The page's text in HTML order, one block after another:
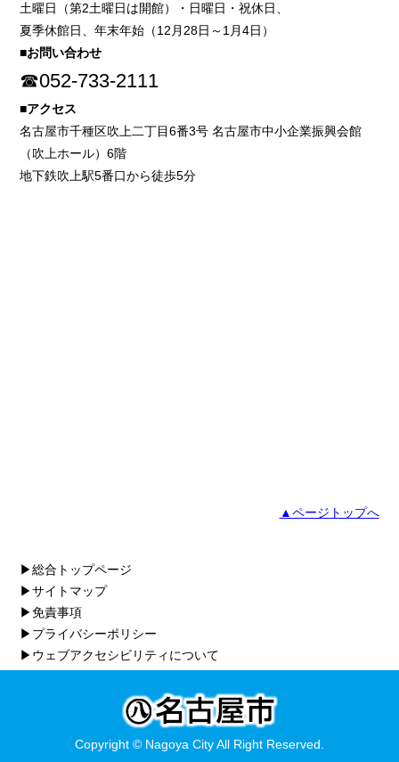
土曜日（第2土曜日は開館）・日曜日・祝休日、
夏季休館日、年末年始（12月28日～1月4日）
■お問い合わせ
☎052-733-2111
■アクセス
名古屋市千種区吹上二丁目6番3号 名古屋市中小企業振興会館
（吹上ホール）6階
地下鉄吹上駅5番口から徒歩5分
▲ページトップへ
▶総合トップページ
▶サイトマップ
▶免責事項
▶プライバシーポリシー
▶ウェブアクセシビリティについて
Copyright © Nagoya City All Right Reserved.